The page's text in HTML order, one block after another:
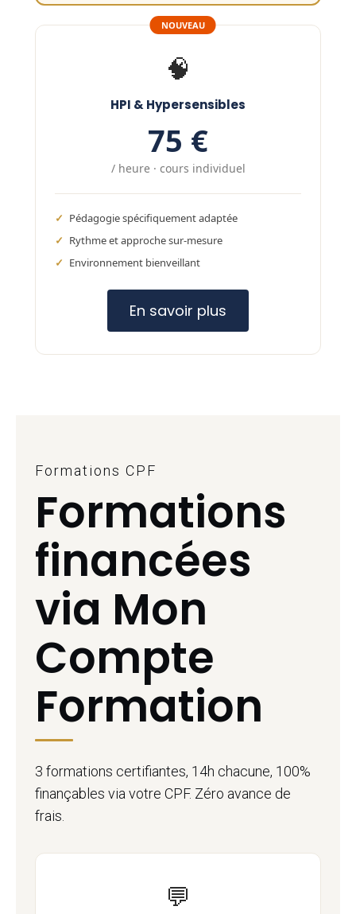
NOUVEAU
🧠
HPI & Hypersensibles
75 €
/ heure · cours individuel
Pédagogie spécifiquement adaptée
Rythme et approche sur-mesure
Environnement bienveillant
En savoir plus
Formations CPF
Formations
financées
via Mon
Compte
Formation
3 formations certifiantes, 14h chacune, 100%
finançables via votre CPF. Zéro avance de
frais.
💬